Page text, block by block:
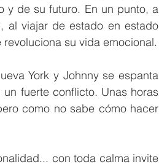
y de su futuro. En un punto, a
al viajar de estado en estado
York y Johnny se espanta
fuerte conflicto. Unas horas
como no sabe cómo hacer
con toda calma invite